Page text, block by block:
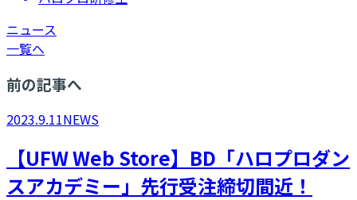
ニュース
一覧へ
前の記事へ
2023.9.11NEWS
【UFW Web Store】BD「ハロプロダン
スアカデミー」先行受注締切間近！